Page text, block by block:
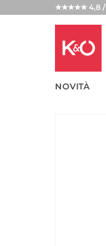
★★★★★ 4,8 /
NOVITÀ
LOOK